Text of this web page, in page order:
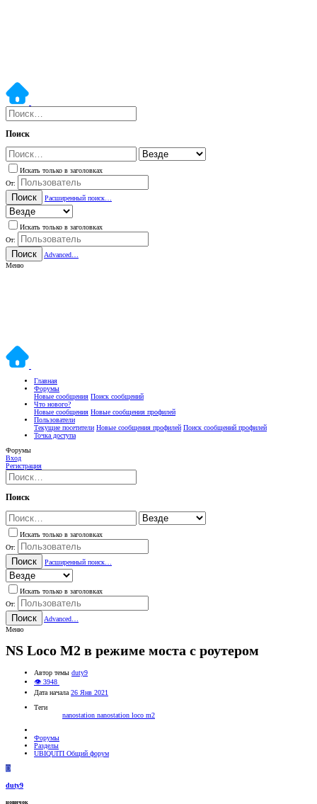
Поиск
Искать только в заголовках
От:
Поиск Расширенный поиск…
Искать только в заголовках
От:
Поиск
Advanced…
Меню
Главная
Форумы
Новые сообщения Поиск сообщений
Что нового?
Новые сообщения Новые сообщения профилей
Пользователи
Текущие посетители Новые сообщения профилей Поиск сообщений профилей
Точка доступа
Форумы
Вход
Регистрация
Поиск
Искать только в заголовках
От:
Поиск Расширенный поиск…
Искать только в заголовках
От:
Поиск
Advanced…
Меню
NS Loco M2 в режиме моста с роутером
Автор темы duty9
👁 3948
Дата начала 26 Янв 2021
Теги
nanostation nanostation loco m2
Форумы
Разделы
UBIQUITI Общий форум
D
duty9
новичок